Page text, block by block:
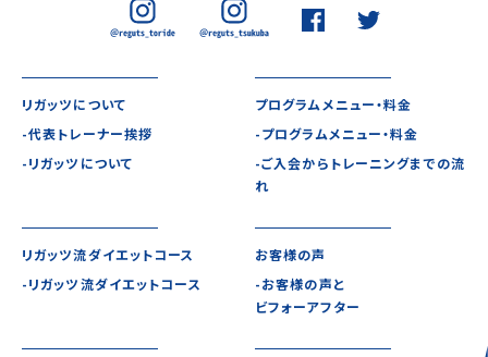
リガッツについて
-代表トレーナー挨拶
-リガッツについて
プログラムメニュー・料金
-プログラムメニュー・料金
-ご入会からトレーニングまでの流
れ
リガッツ流ダイエットコース
-リガッツ流ダイエットコース
お客様の声
-お客様の声と
ビフォーアフター